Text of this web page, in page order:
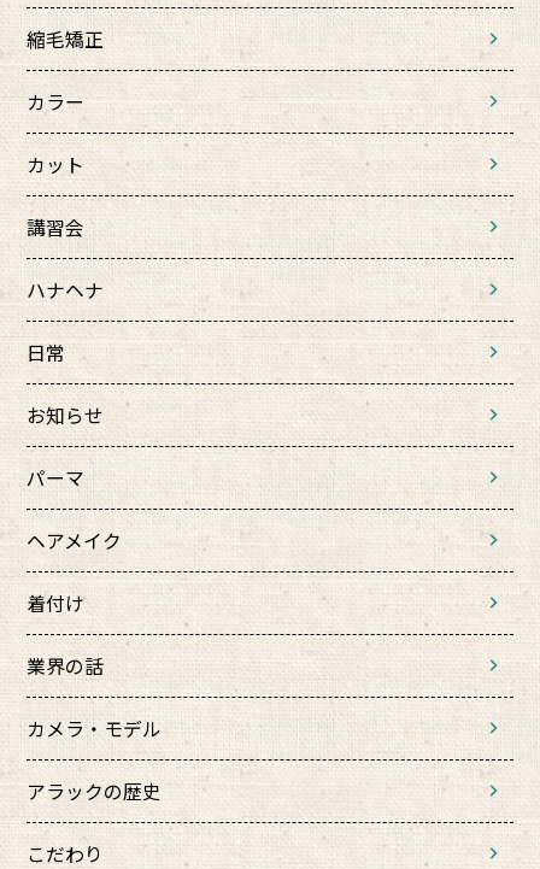
縮毛矯正
カラー
カット
講習会
ハナヘナ
日常
お知らせ
パーマ
ヘアメイク
着付け
業界の話
カメラ・モデル
アラックの歴史
こだわり